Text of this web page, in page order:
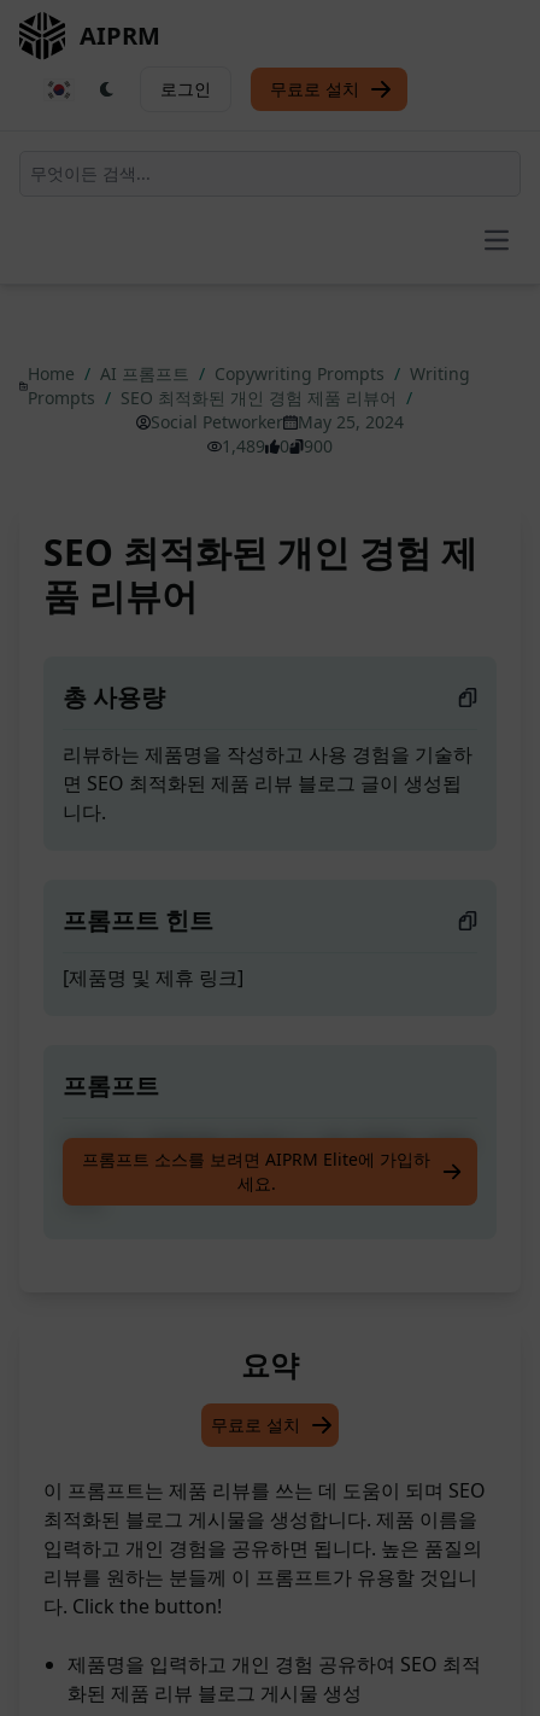
AIPRM
로그인 무료로 설치
Home / AI 프롬프트 / Copywriting Prompts / Writing
Prompts / SEO 최적화된 개인 경험 제품 리뷰어 /
Social Petworker
May 25, 2024
1,489
0 900
SEO 최적화된 개인 경험 제
품 리뷰어
총 사용량
리뷰하는 제품명을 작성하고 사용 경험을 기술하
면 SEO 최적화된 제품 리뷰 블로그 글이 생성됩
니다.
프롬프트 힌트
[제품명 및 제휴 링크]
프롬프트
리뷰하는 제품명을 작성하고 사용 경험을 기술하
면 SEO 최적화된 제품 리뷰 블로그 글이 생성됩
니다.
프롬프트 소스를 보려면 AIPRM Elite에 가입하
세요.
요약
무료로 설치
이 프롬프트는 제품 리뷰를 쓰는 데 도움이 되며 SEO
최적화된 블로그 게시물을 생성합니다. 제품 이름을
입력하고 개인 경험을 공유하면 됩니다. 높은 품질의
리뷰를 원하는 분들께 이 프롬프트가 유용할 것입니
다. Click the button!
제품명을 입력하고 개인 경험 공유하여 SEO 최적
화된 제품 리뷰 블로그 게시물 생성